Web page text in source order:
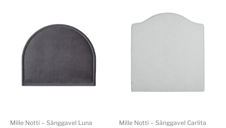
Mille Notti – Sänggavel Luna
Mille Notti – Sänggavel Carlita